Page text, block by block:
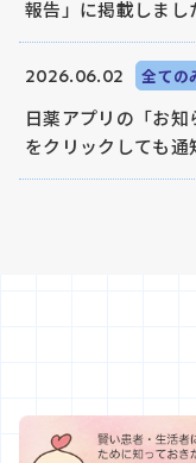
報告」に掲載しまし
2026.06.02 全ての
日薬アプリの「お知
をクリックしても
薬剤
避妊薬販売に係る環
いて